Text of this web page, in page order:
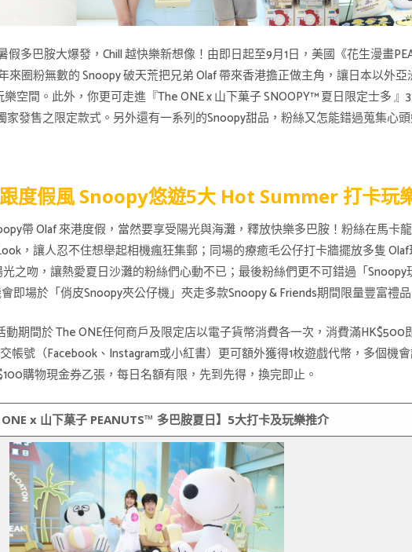
多巴胺大爆發，Chill 越快樂新想像！由即日起至9月1日，美國《花生漫畫
來圈粉無數的 Snoopy 破天荒把兄弟 Olaf 帶來香港擔正做主角，讓日本以外
空間。此外，你更可走進『The ONE x 山下菓子 SNOOPY™ 夏日限定士多 』
發售之限定款式。另外還有一系列的Snoopy甜品，粉絲又怎能錯過蒐集心
度假風 Snoopy悠遊5大 Hot Summer 打卡玩
帶 Olaf 來港度假，當然要享受陽光與海灘，釋放快樂多巴胺！粉絲在馬卡龍
，讓人忍不住想舉起相機瘋狂集郵；同場的療癒毛公仔打卡牆擺放多隻
之吻，讓熱愛夏日沙灘的粉絲們心動不已；最後粉絲們更不可錯過「
即場於「俏皮Snoopy夾公仔機」夾走多款Snoopy & Friends期間限量豐富禮品
期間於 The ONE任何商戶及限定店以電子貨幣消費各一次，消費滿
帳號（Facebook、Instagram或小紅書）更可額外獲得1枚遊戲代幣，多個機
購物現金券乙張，每日名額有限，先到先得，換完即止。
x 山下菓子PEANUTS™ 多巴胺夏日】 5大打卡及玩樂推介